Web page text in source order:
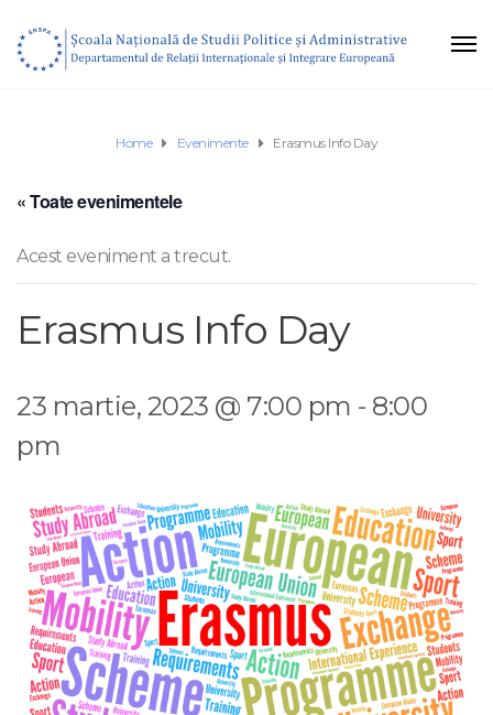
Home Evenimente Erasmus Info Day
« Toate evenimentele
Acest eveniment a trecut.
Erasmus Info Day
23 martie, 2023 @ 7:00 pm - 8:00
pm